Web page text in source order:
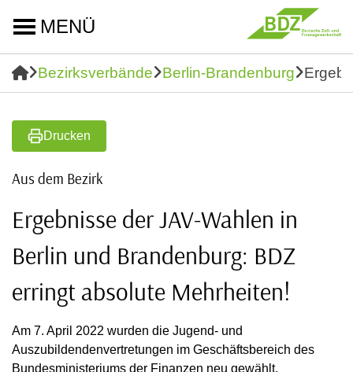
MENÜ
Bezirksverbände Berlin-Brandenburg
Drucken
Aus dem Bezirk
Ergebnisse der JAV-Wahlen in
Berlin und Brandenburg: BDZ
erringt absolute Mehrheiten!
Am 7. April 2022 wurden die Jugend- und
Auszubildendenvertretungen im Geschäftsbereich des
Bundesministeriums der Finanzen neu gewählt.